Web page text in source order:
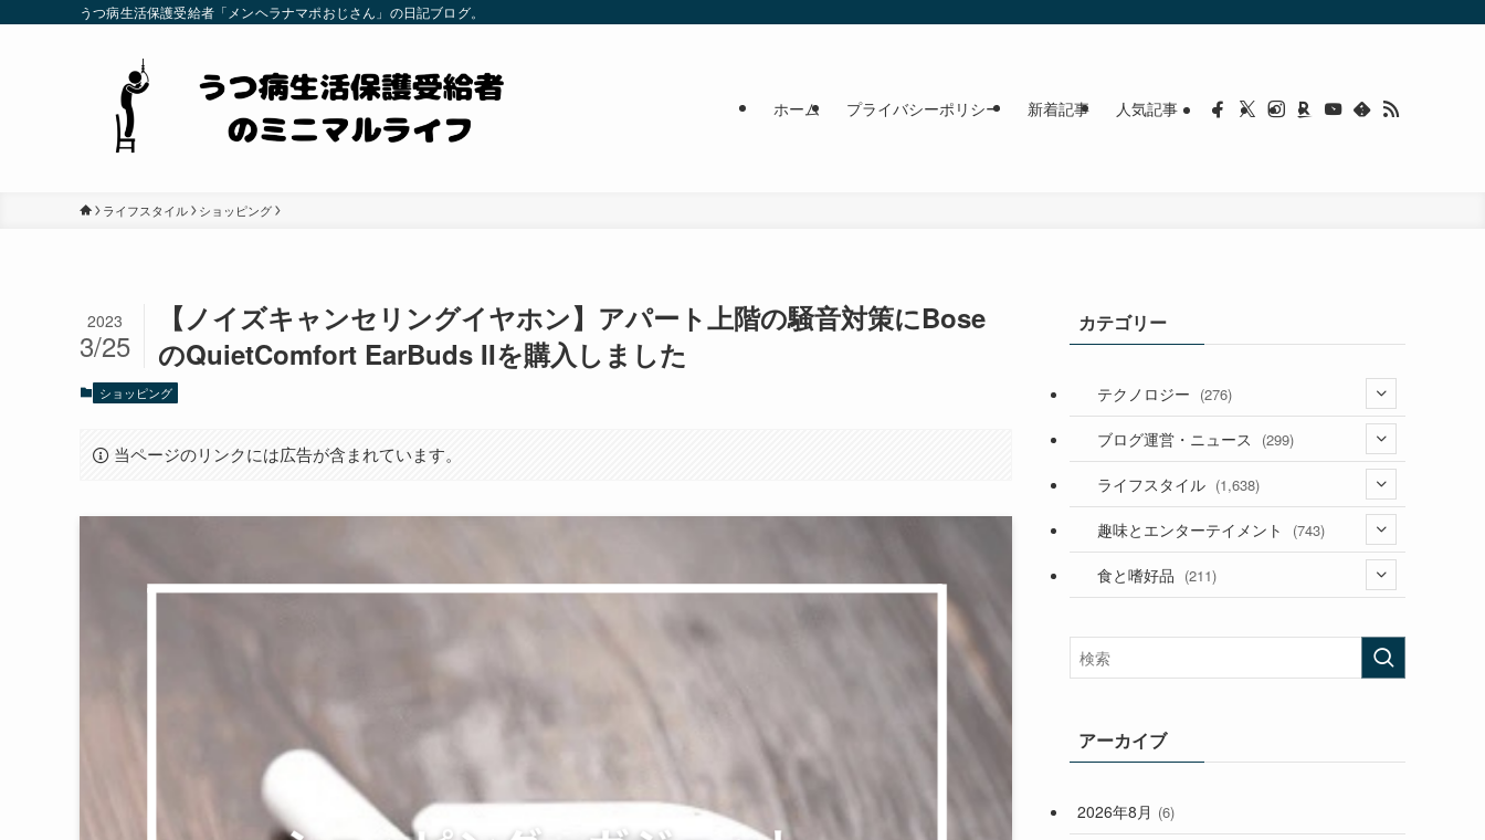
うつ病生活保護受給者「メンヘラナマポおじさん」の日記ブログ。
ホーム プライバシーポリシー 新着記事 人気記事
ライフスタイル ショッピング
【ノイズキャンセリングイヤホン】アパート上階の騒音対策にBose
のQuietComfort EarBuds IIを購入しました
2023
3/25
ショッピング
当ページのリンクには広告が含まれています。
カテゴリー
テクノロジー (276)
(36)
(187)
(53)
ブログ運営・ニュース (299)
(118)
(181)
ライフスタイル (1,638)
(394)
(282)
(33)
(248)
趣味とエンターテイメント (743)
(56)
(473)
食と嗜好品 (211)
アーカイブ
2026年8月 (6)